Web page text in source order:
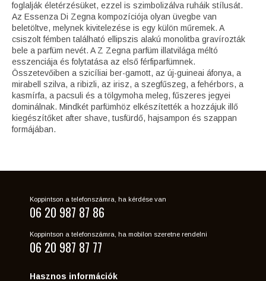
foglalják életérzésüket, ezzel is szimbolizálva ruháik stílusát.
Az Essenza Di Zegna kompozíciója olyan üvegbe van
beletöltve, melynek kivitelezése is egy külön műremek. A
csiszolt fémben található ellipszis alakú monolitba gravírozták
bele a parfüm nevét. A Z Zegna parfüm illatvilága méltó
esszenciája és folytatása az első férfiparfümnek.
Összetevőiben a szicíliai ber-gamott, az új-guineai áfonya, a
mirabell szilva, a ribizli, az irisz, a szegfűszeg, a fehérbors, a
kasmírfa, a pacsuli és a tölgymoha meleg, fűszeres jegyei
dominálnak. Mindkét parfümhöz elkészítették a hozzájuk illő
kiegészítőket after shave, tusfürdő, hajsampon és szappan
formájában.
Koppintson a telefonszámra, ha kérdése van
06 20 987 87 86
Koppintson a telefonszámra, ha mobilon szeretne rendelni
06 20 987 87 77
Hasznos információk